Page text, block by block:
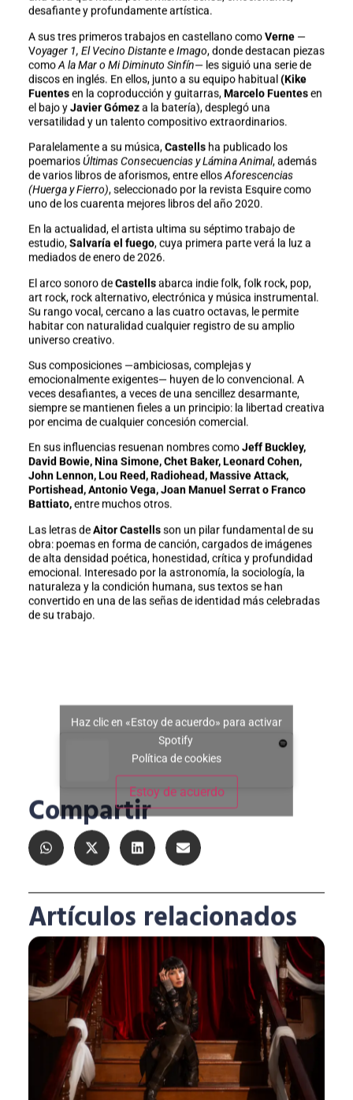
desafiante y profundamente artística.
A sus tres primeros trabajos en castellano comoVerne —
Voyager 1, El Vecino Distante e Imago, donde destacan piezas
comoA la Mar o Mi Diminuto Sinfín— les siguió una serie de
discos en inglés. En ellos, junto a su equipo habitual(Kike
Fuentesen la coproducción y guitarras, Marcelo Fuentesen
el bajo yJavier Gómeza la batería), desplegó una
versatilidad y un talento compositivo extraordinarios.
Paralelamente a su música, Castellsha publicado los
poemariosÚltimas Consecuencias y Lámina Animal, además
de varios libros de aforismos, entre ellosAforescencias
(Huerga y Fierro), seleccionado por la revista Esquire como
uno de los cuarenta mejores libros del año 2020.
En la actualidad, el artista ultima su séptimo trabajo de
estudio, Salvaría el fuego, cuya primera parte verá la luz a
mediados de enero de 2026.
El arco sonoro deCastellsabarca indie folk, folk rock, pop,
art rock, rock alternativo, electrónica y música instrumental.
Su rango vocal, cercano a las cuatro octavas, le permite
habitar con naturalidad cualquier registro de su amplio
universo creativo.
Sus composiciones —ambiciosas, complejas y
emocionalmente exigentes— huyen de lo convencional. A
veces desafiantes, a veces de una sencillez desarmante,
siempre se mantienen fieles a un principio: la libertad creativa
por encima de cualquier concesión comercial.
En sus influencias resuenan nombres comoJeff Buckley,
David Bowie, Nina Simone, Chet Baker, Leonard Cohen,
John Lennon, Lou Reed, Radiohead, Massive Attack,
Portishead, Antonio Vega, Joan Manuel Serrat o Franco
Battiato,entre muchos otros.
Las letras deAitor Castellsson un pilar fundamental de su
obra: poemas en forma de canción, cargados de imágenes
de alta densidad poética, honestidad, crítica y profundidad
emocional. Interesado por la astronomía, la sociología, la
naturaleza y la condición humana, sus textos se han
convertido en una de las señas de identidad más celebradas
de su trabajo.
Haz clic en «Estoy de acuerdo» para activar
Spotify
Política de cookies
Estoy de acuerdo
Compartir
Artículos relacionados